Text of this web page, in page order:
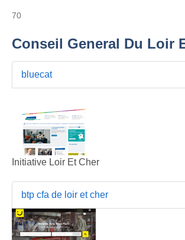
70
Conseil General Du Loir
bluecat
Initiative Loir Et Cher
btp cfa de loir et cher